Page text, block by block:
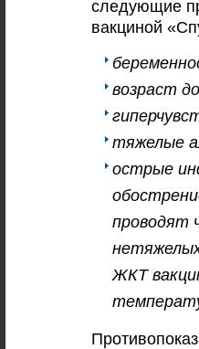
следующие
вакциной
возраст
тяжелые
острые
проводят
ЖКТ